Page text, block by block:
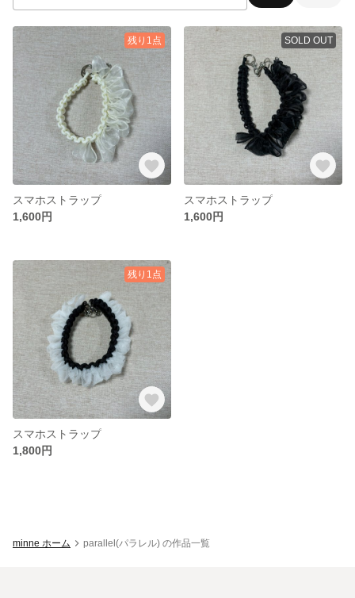
残り1点
スマホストラップ
1,600円
SOLD OUT
スマホストラップ
1,600円
残り1点
スマホストラップ
1,800円
minne ホーム parallel(パラレル) の作品一覧